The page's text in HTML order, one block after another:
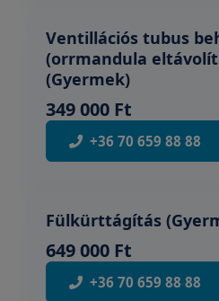
Ventillációs tubus
(orrmandula
(Gyermek)
349 000 Ft
+36 70 659 88 88
Fülkürttágítás
649 000 Ft
+36 70 659 88 88